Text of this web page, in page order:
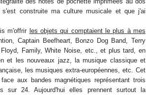
construite ma culture musicale et que j'ai
m'offrir
les objets qui comptaient le plus à mes
Captain Beefheart, Bonzo Dog Band, Terry
Family, White Noise, etc., et plus tard, en
et les nouveaux jazz, la musique classique et
les musiques extra-européennes, etc. Cet
aux bandes magnétiques représentant trois
sur 24. Aujourd'hui elles prennent surtout la